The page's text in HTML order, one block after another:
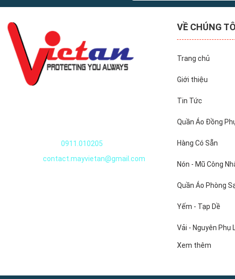
- Đơn giá chưa
-Chất liệu vải
-Quần áo thủy
- Qúy khách
0911.010205
contact.mayvietan@gmail.com
VỀ CHÚNG
Trang chủ
Giới thiệu
Tin Tức
Quần Áo Đồng
Hàng Có Sẵn
Nón - Mũ Công
Quần Áo Phòng
Yếm - Tạp Dề
Vải - Nguyên Phụ
Xem thêm